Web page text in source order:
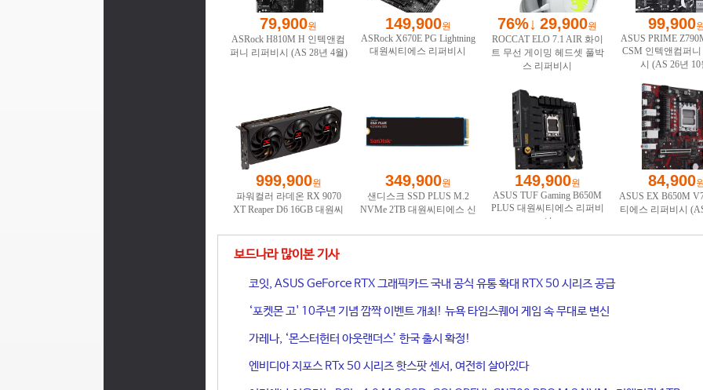
보드나라 많이본 기사
코잇, ASUS GeForce RTX 그래픽카드 국내 공식 유통 확대 RTX 50 시리즈 공급
‘포켓몬 고' 10주년 기념 깜짝 이벤트 개최! 뉴욕 타임스퀘어 게임 속 무대로 변신
가레나, ‘몬스터헌터 아웃랜더스’ 한국 출시 확정!
엔비디아 지포스 RTx 50 시리즈 핫스팟 센서, 여전히 살아있다